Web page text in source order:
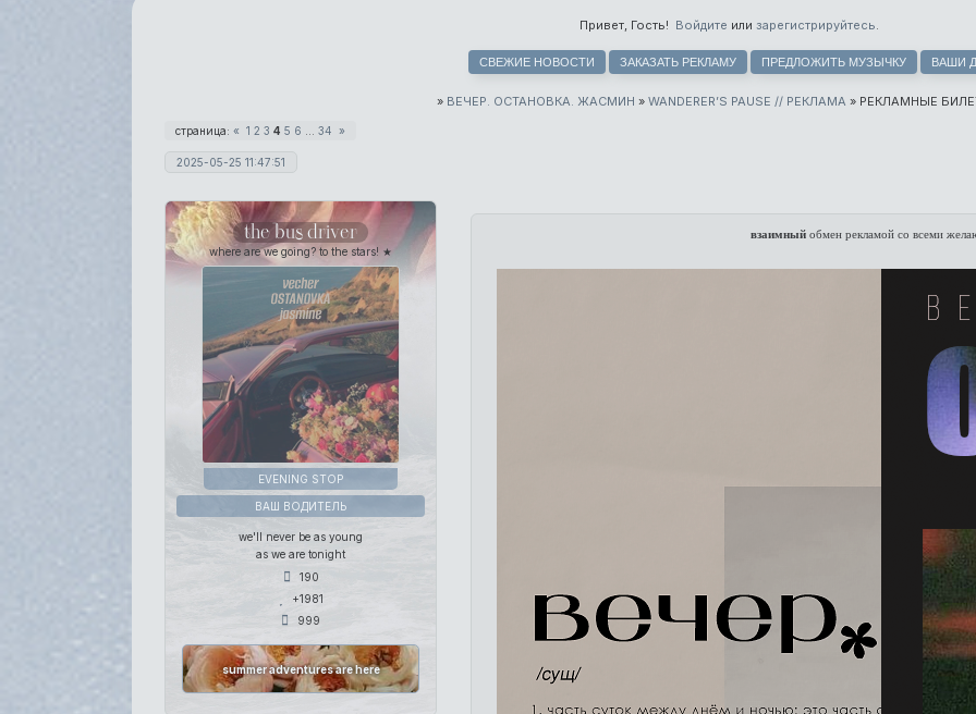
СВЕЖИЕ НОВОСТИ ЗАКАЗАТЬ РЕКЛАМУ ПРЕДЛОЖИТЬ МУЗЫЧКУ ВАШИ
Привет, Гость! Войдите или зарегистрируйтесь.
» ВЕЧЕР. ОСТАНОВКА. ЖАСМИН » WANDERER’S PAUSE // РЕКЛАМА » РЕКЛАМНЫЕ
страница: « 1 2 3 4 5 6 34 »
2025-05-25 11:47:51
the bus driver
where are we going? to the stars! ★
EVENING STOP
ВАШ ВОДИТЕЛЬ
we'll never be as young
as we are tonight
190
+1981
999
summer adventures are here
взаимныйобмен рекламой со всеми